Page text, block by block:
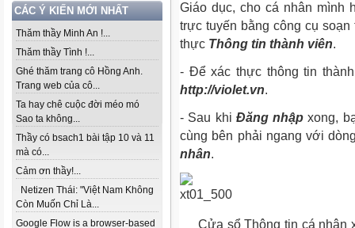
CÁC Ý KIẾN MỚI NHẤT
Thăm thầy Minh An !...
Thăm thầy Tình !...
Ghé thăm trang cô Hồng Anh.
Trang web của cô...
Ta hay chê cuộc đời méo mó
Sao ta không...
Thầy có bsach1 bài tập 10 và 11
mà có...
Cảm ơn thầy!...
Netizen Thái: "Việt Nam Không
Còn Muốn Chỉ Là...
Google Flow is a browser-based
Giáo dục, cho cá nhân mình
trực tuyến bằng công cụ
thực Thông tin thành viên.
- Để xác thực thông tin
http://violet.vn.
- Sau khi Đăng nhập xong,
cùng bên phải ngang với
nhân.
Cửa sổ Thông tin cá nhân